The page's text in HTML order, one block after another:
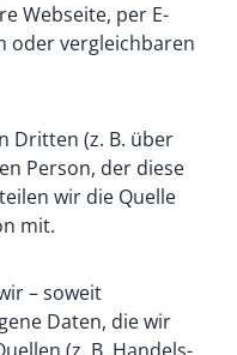
Webseite, per E-
oder vergleichbaren
Dritten (z. B. über
Person, der diese
wir die Quelle
mit.
– soweit
Daten, die wir